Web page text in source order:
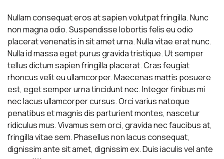
Nullam consequat eros at sapien volutpat fringilla. Nunc
non magna odio. Suspendisse lobortis felis eu odio
placerat venenatis in sit amet urna. Nulla vitae erat nunc.
Nulla id massa eget purus gravida tristique. Ut semper
tellus dictum sapien fringilla placerat. Cras feugiat
rhoncus velit eu ullamcorper. Maecenas mattis posuere
est, eget semper urna tincidunt nec. Integer finibus mi
nec lacus ullamcorper cursus. Orci varius natoque
penatibus et magnis dis parturient montes, nascetur
ridiculus mus. Vivamus sem orci, gravida nec faucibus at,
fringilla vitae sem. Phasellus non lacus consequat,
dignissim ante sit amet, dignissim ex. Duis iaculis vel ante